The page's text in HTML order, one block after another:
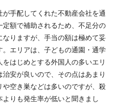
手配してくれた不動産会社を通
定額で補助されるため、不足分の
りますが、手当の額は極めて妥
エリアは、子どもの通園・通学
はじめとする外国人の多いエリ
安が良いので、その点はあまり
空き巣などは多いのですが、殺
りも発生率が低いと聞きまし